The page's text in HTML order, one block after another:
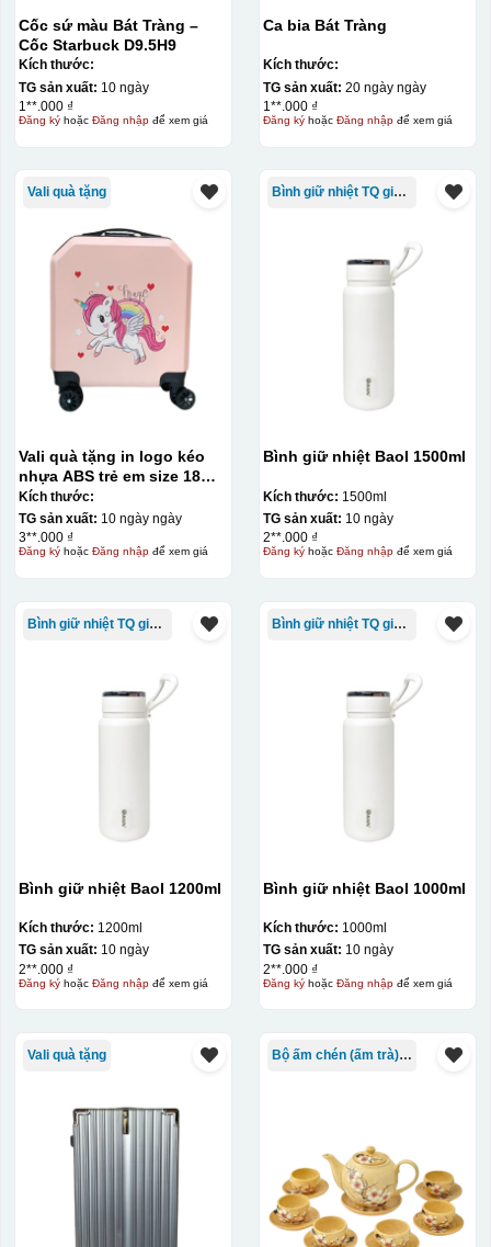
Cốc sứ màu Bát Tràng –
Cốc Starbuck D9.5H9
Kích thước:
TG sản xuất: 10 ngày
1**.000 ₫
Đăng kýhoặc Đăng nhậpđể xem giá
Ca bia Bát Tràng
Kích thước:
TG sản xuất: 20 ngày ngày
1**.000 ₫
Đăng kýhoặc Đăng nhậpđể xem giá
Vali quà tặng
Vali quà tặng in logo kéo
nhựa ABS trẻ em size 18
KQ-VL16
Kích thước:
TG sản xuất: 10 ngày ngày
3**.000 ₫
Đăng kýhoặc Đăng nhậpđể xem giá
Bình giữ nhiệt TQ giá rẻ
Bình giữ nhiệt Baol 1500ml
Kích thước: 1500ml
TG sản xuất: 10 ngày
2**.000 ₫
Đăng kýhoặc Đăng nhậpđể xem giá
Bình giữ nhiệt TQ giá rẻ
Bình giữ nhiệt Baol 1200ml
Kích thước: 1200ml
TG sản xuất: 10 ngày
2**.000 ₫
Đăng kýhoặc Đăng nhậpđể xem giá
Bình giữ nhiệt TQ giá rẻ
Bình giữ nhiệt Baol 1000ml
Kích thước: 1000ml
TG sản xuất: 10 ngày
2**.000 ₫
Đăng kýhoặc Đăng nhậpđể xem giá
Vali quà tặng Bộ ấm chén (ấm trà) in logo